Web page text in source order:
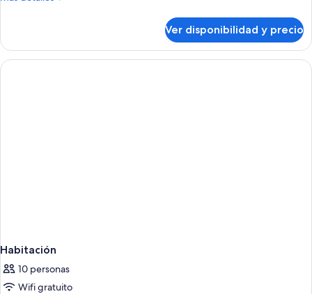
2
children)
(2
Adults
and
Ver disponibilidad y precio
Habitación
10 personas
Wifi gratuito